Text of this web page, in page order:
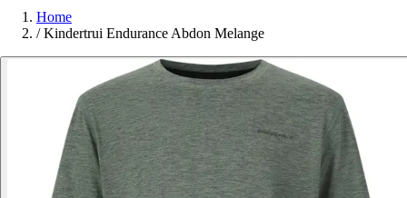
Home
/ Kindertrui Endurance Abdon Melange